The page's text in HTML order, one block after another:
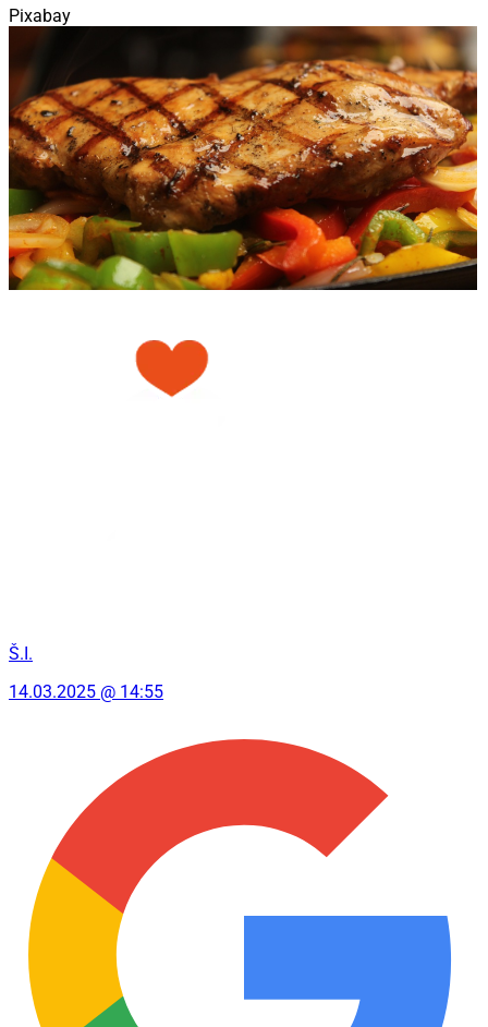
Pixabay
Š.I.
14.03.2025 @ 14:55